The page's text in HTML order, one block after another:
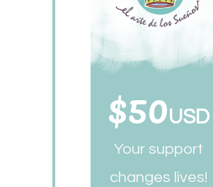
$50USD
Your support
changes lives!